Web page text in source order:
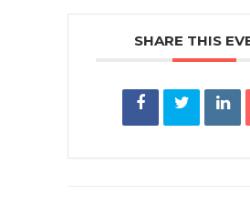
SHARE THIS